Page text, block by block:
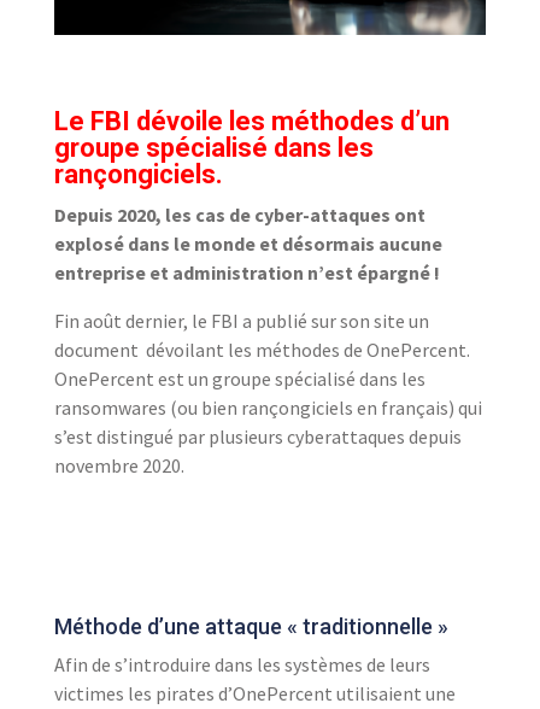
Le FBI dévoile les méthodes d’un
groupe spécialisé dans les
rançongiciels.
Depuis 2020, les cas de cyber-attaques ont
explosé dans le monde et désormais aucune
entreprise et administration n’est épargné !
Fin août dernier, le FBI a publié sur son site un
document dévoilant les méthodes de OnePercent.
OnePercent est un groupe spécialisé dans les
ransomwares (ou bien rançongiciels en français) qui
s’est distingué par plusieurs cyberattaques depuis
novembre 2020.
Méthode d’une attaque « traditionnelle »
Afin de s’introduire dans les systèmes de leurs
victimes les pirates d’OnePercent utilisaient une